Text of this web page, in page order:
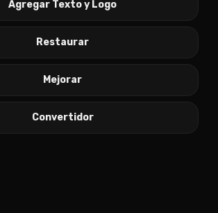
Agregar Texto y Logo
Restaurar
Mejorar
Convertidor